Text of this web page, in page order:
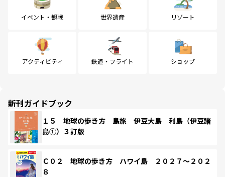
イベント・観戦 世界遺産 リゾート
アクティビティ 鉄道・フライト ショップ
新刊ガイドブック
１５ 地球の歩き方 島旅 伊豆大島 利島（伊豆諸
島①）３訂版
Ｃ０２ 地球の歩き方 ハワイ島 ２０２７～２０２
８